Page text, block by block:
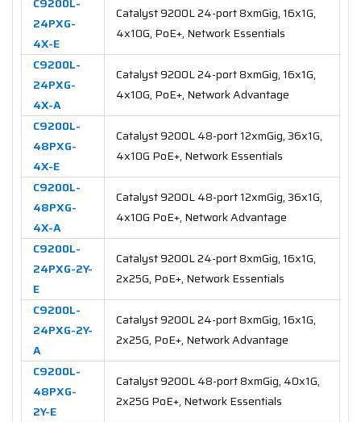
24PXG-
4X-E
Catalyst 9200L 24-port 8xmGig, 16x1G,
4x10G, PoE+, Network Essentials
C9200L-
24PXG-
4X-A
Catalyst 9200L 24-port 8xmGig, 16x1G,
4x10G, PoE+, Network Advantage
C9200L-
48PXG-
4X-E
Catalyst 9200L 48-port 12xmGig, 36x1G,
4x10G PoE+, Network Essentials
C9200L-
48PXG-
4X-A
Catalyst 9200L 48-port 12xmGig, 36x1G,
4x10G PoE+, Network Advantage
C9200L-
24PXG-2Y-
E
Catalyst 9200L 24-port 8xmGig, 16x1G,
2x25G, PoE+, Network Essentials
C9200L-
24PXG-2Y-
A
Catalyst 9200L 24-port 8xmGig, 16x1G,
2x25G, PoE+, Network Advantage
C9200L-
48PXG-
2Y-E
Catalyst 9200L 48-port 8xmGig, 40x1G,
2x25G PoE+, Network Essentials